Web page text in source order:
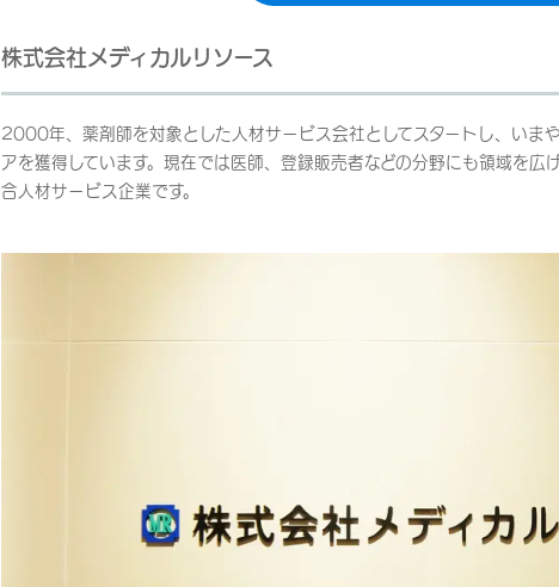
株式会社メディカルリソース
2000年、薬剤師を対象とした人材サービス会社としてスタートし、いま
アを獲得しています。現在では医師、登録販売者などの分野にも領域を広
合人材サービス企業です。